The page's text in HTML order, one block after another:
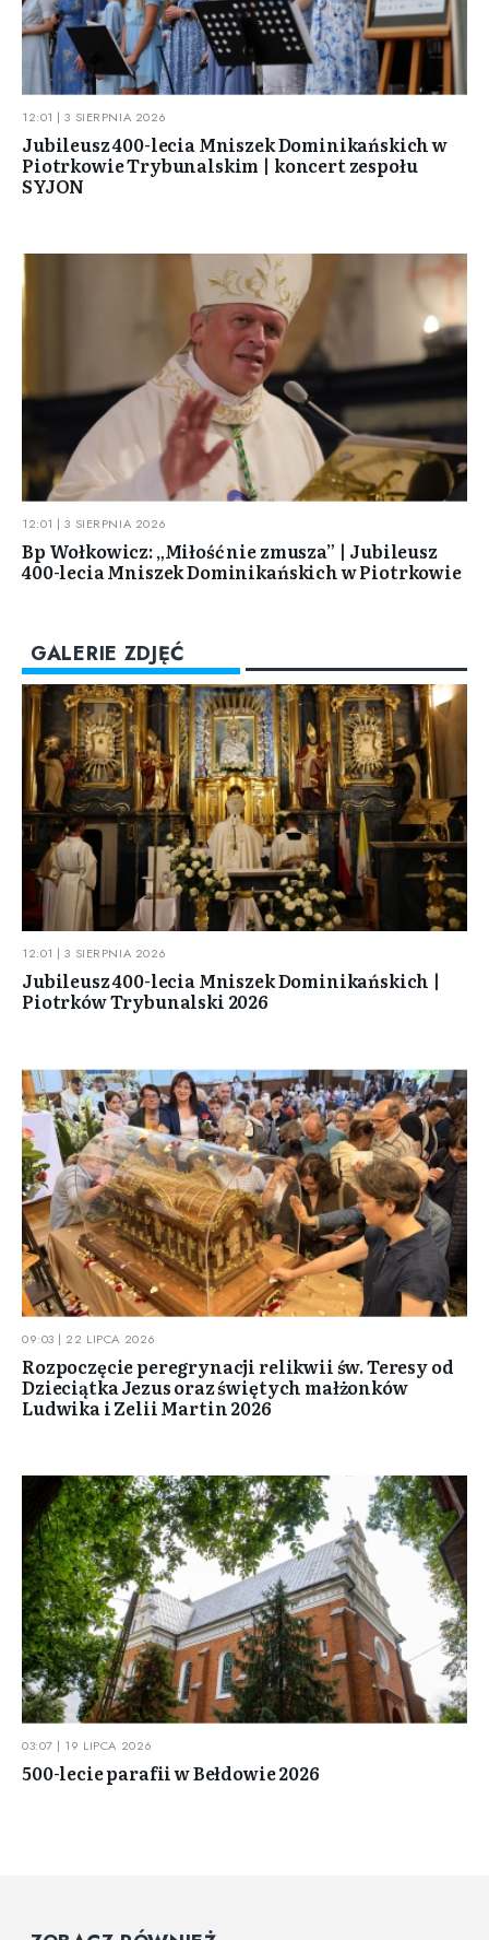
12:01 | 3 SIERPNIA 2026
Jubileusz 400-lecia Mniszek Dominikańskich w
Piotrkowie Trybunalskim | koncert zespołu
SYJON
12:01 | 3 SIERPNIA 2026
Bp Wołkowicz: „Miłość nie zmusza” | Jubileusz
400-lecia Mniszek Dominikańskich w Piotrkowie
GALERIE ZDJĘĆ
12:01 | 3 SIERPNIA 2026
Jubileusz 400-lecia Mniszek Dominikańskich |
Piotrków Trybunalski 2026
09:03 | 22 LIPCA 2026
Rozpoczęcie peregrynacji relikwii św. Teresy od
Dzieciątka Jezus oraz świętych małżonków
Ludwika i Zelii Martin 2026
03:07 | 19 LIPCA 2026
500-lecie parafii w Bełdowie 2026